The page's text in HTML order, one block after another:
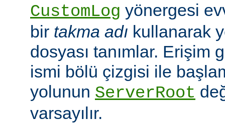
CustomLog yönergesi
bir takma adı kullanarak
dosyası tanımlar. Erişim
ismi bölü çizgisi ile
yolunun ServerRoot
varsayılır.